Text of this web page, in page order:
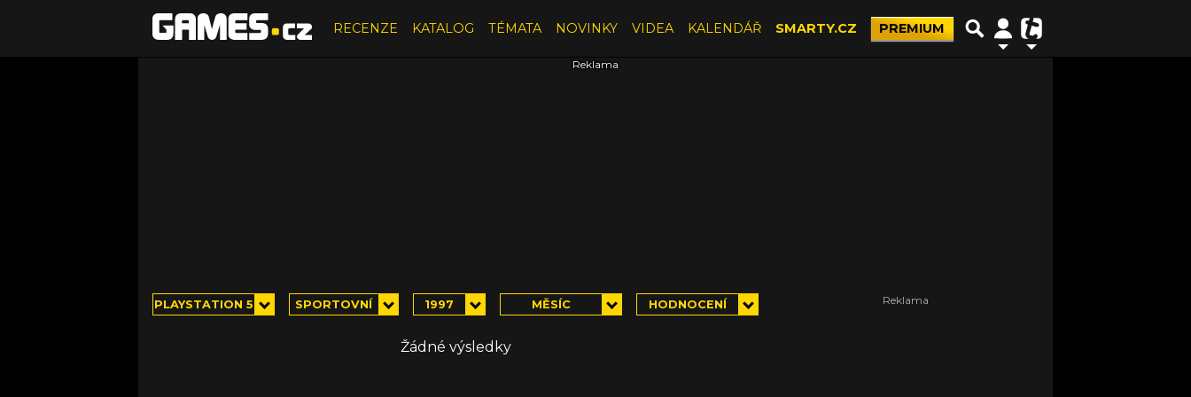
RECENZE KATALOG TÉMATA NOVINKY VIDEA KALENDÁŘ SMARTY.CZ PREMIUM
PLAYSTATION 5 SPORTOVNÍ 1997 MĚSÍC HODNOCENÍ
Žádné výsledky